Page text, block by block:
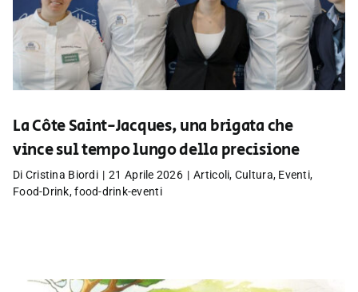
La Côte Saint-Jacques, una brigata che
vince sul tempo lungo della precisione
Di Cristina Biordi | 21 Aprile 2026 | Articoli, Cultura, Eventi,
Food-Drink,food-drink-eventi